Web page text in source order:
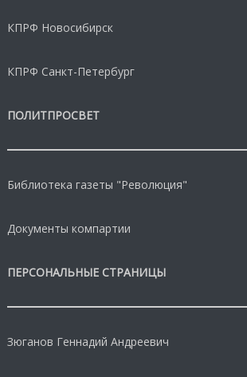
КПРФ Новосибирск
КПРФ Санкт-Петербург
ПОЛИТПРОСВЕТ
Библиотека газеты "Революция"
Документы компартии
ПЕРСОНАЛЬНЫЕ СТРАНИЦЫ
Зюганов Геннадий Андреевич